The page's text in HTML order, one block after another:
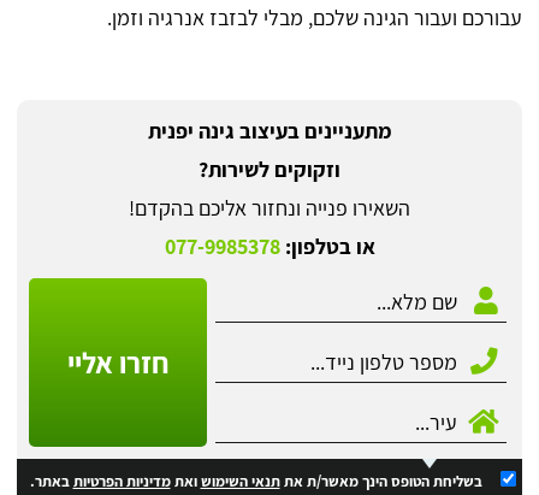
עבורכם ועבור הגינה שלכם, מבלי לבזבז אנרגיה וזמן.
מתעניינים בעיצוב גינה יפנית
וזקוקים לשירות?
השאירו פנייה ונחזור אליכם בהקדם!
או בטלפון:077-9985378
חזרו אליי
בשליחת הטופס הינך מאשר/ת אתתנאי השימושואתמדיניות הפרטיותבאתר.